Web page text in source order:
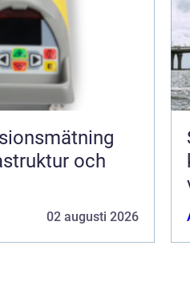
och
02 augusti 2026